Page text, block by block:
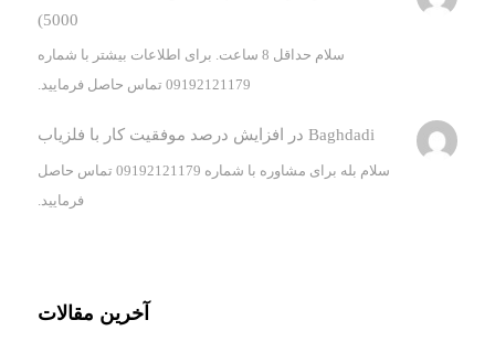
5000)
سلام حداقل 8 ساعت. برای اطلاعات بیشتر با شماره
09192121179 تماس حاصل فرمایید.
Baghdadi در افزایش درصد موفقیت کار با فلزیاب
سلام بله برای مشاوره با شماره 09192121179 تماس حاصل
فرمایید.
آخرین مقالات